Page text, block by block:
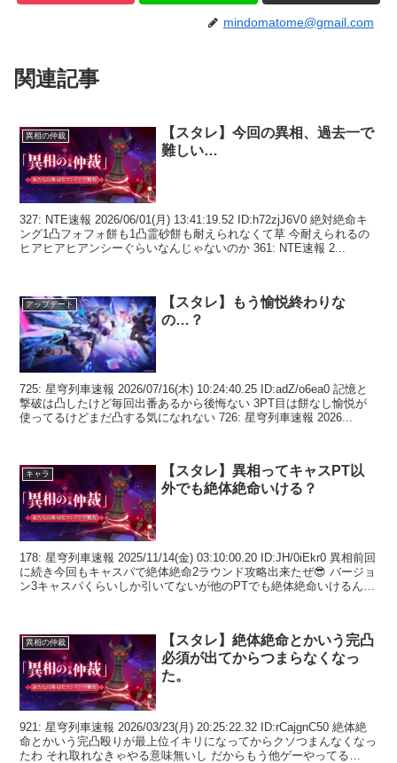
mindomatome@gmail.com
関連記事
異相の仲裁
【スタレ】今回の異相、過去一で
難しい…
327: NTE速報 2026/06/01(月) 13:41:19.52 ID:h72zjJ6V0 絶対絶命キ
ング1凸フォフォ餅も1凸霊砂餅も耐えられなくて草 今耐えられるの
ヒアヒアヒアンシーぐらいなんじゃないのか 361: NTE速報 2...
アップデート
【スタレ】もう愉悦終わりな
の…？
725: 星穹列車速報 2026/07/16(木) 10:24:40.25 ID:adZ/o6ea0 記憶と
撃破は凸したけど毎回出番あるから後悔ない 3PT目は餅なし愉悦が
使ってるけどまだ凸する気になれない 726: 星穹列車速報 2026...
キャラ
【スタレ】異相ってキャスPT以
外でも絶体絶命いける？
178: 星穹列車速報 2025/11/14(金) 03:10:00.20 ID:JH/0iEkr0 異相前回
に続き今回もキャスパで絶体絶命2ラウンド攻略出来たぜ😎 バージョ
ン3キャスパくらいしか引いてないが他のPTでも絶体絶命いけるん？
異相の仲裁
【スタレ】絶体絶命とかいう完凸
必須が出てからつまらなくなっ
た。
921: 星穹列車速報 2026/03/23(月) 20:25:22.32 ID:rCajgnC50 絶体絶
命とかいう完凸殴りが最上位イキリになってからクソつまんなくなっ
たわ それ取れなきゃやる意味無いし だからもう他ゲーやってる